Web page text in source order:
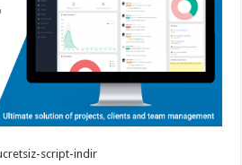
script-indir